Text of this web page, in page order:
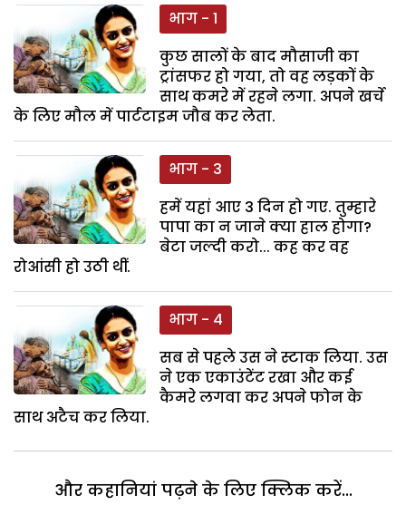
भाग - 1
कुछ सालों के बाद मौसाजी का
ट्रांसफर हो गया, तो वह लड़कों के
साथ कमरे में रहने लगा. अपने खर्चे
के लिए मौल में पार्टटाइम जौब कर लेता.
भाग - 3
हमें यहां आए 3 दिन हो गए. तुम्हारे
पापा का न जाने क्या हाल होगा?
बेटा जल्दी करो... कह कर वह
रोआंसी हो उठी थीं.
भाग - 4
सब से पहले उस ने स्टाक लिया. उस
ने एक एकाउंटेंट रखा और कई
कैमरे लगवा कर अपने फोन के
साथ अटैच कर लिया.
और कहानियां पढ़ने के लिए क्लिक करें...